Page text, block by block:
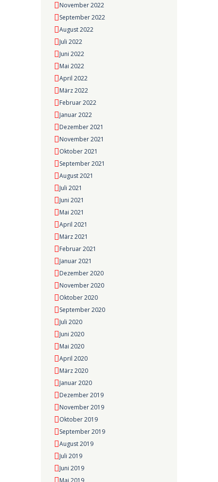
November 2022
September 2022
August 2022
Juli 2022
Juni 2022
Mai 2022
April 2022
März 2022
Februar 2022
Januar 2022
Dezember 2021
November 2021
Oktober 2021
September 2021
August 2021
Juli 2021
Juni 2021
Mai 2021
April 2021
März 2021
Februar 2021
Januar 2021
Dezember 2020
November 2020
Oktober 2020
September 2020
Juli 2020
Juni 2020
Mai 2020
April 2020
März 2020
Januar 2020
Dezember 2019
November 2019
Oktober 2019
September 2019
August 2019
Juli 2019
Juni 2019
Mai 2019